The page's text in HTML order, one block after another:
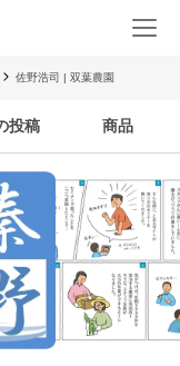
佐野浩司 | 双葉農園
投稿 商品